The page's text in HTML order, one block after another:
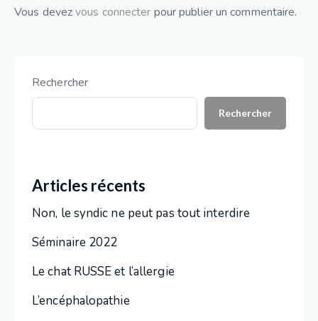
Vous devezvous connecter pour publier un commentaire.
Rechercher
Rechercher
Articles récents
Non, le syndic ne peut pas tout interdire
Séminaire 2022
Le chat RUSSE et l’allergie
L’encéphalopathie